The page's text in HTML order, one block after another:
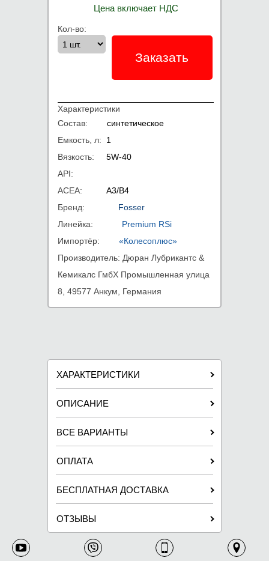
Цена включает НДС
Кол-во:
Заказать
Характеристики
Состав: синтетическое
Емкость, л: 1
Вязкость: 5W-40
API:
ACEA: A3/B4
Бренд: Fosser
Линейка: Premium RSi
Импортёр: «Колесоплюс»
Производитель: Дюран Лубрикантс &
Кемикалс ГмбХ Промышленная улица
8, 49577 Анкум, Германия
ХАРАКТЕРИСТИКИ
ОПИСАНИЕ
ВСЕ ВАРИАНТЫ
ОПЛАТА
БЕСПЛАТНАЯ ДОСТАВКА
ОТЗЫВЫ